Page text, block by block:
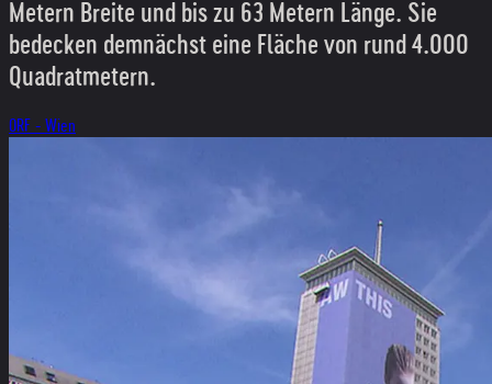
Metern Breite und bis zu 63 Metern Länge. Sie
bedecken demnächst eine Fläche von rund 4.000
Quadratmetern.
ORF - Wien